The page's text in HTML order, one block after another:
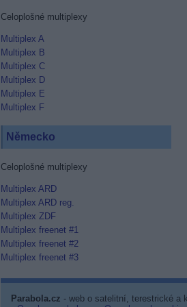
Celoplošné multiplexy
Multiplex A
Multiplex B
Multiplex C
Multiplex D
Multiplex E
Multiplex F
Německo
Celoplošné multiplexy
Multiplex ARD
Multiplex ARD reg.
Multiplex ZDF
Multiplex freenet #1
Multiplex freenet #2
Multiplex freenet #3
Parabola.cz - web o satelitní, terestrické a